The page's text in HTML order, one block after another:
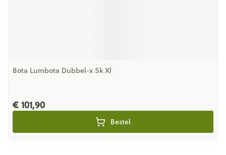
Bota Lumbota Dubbel-x Sk Xl
€ 101,90
Bestel